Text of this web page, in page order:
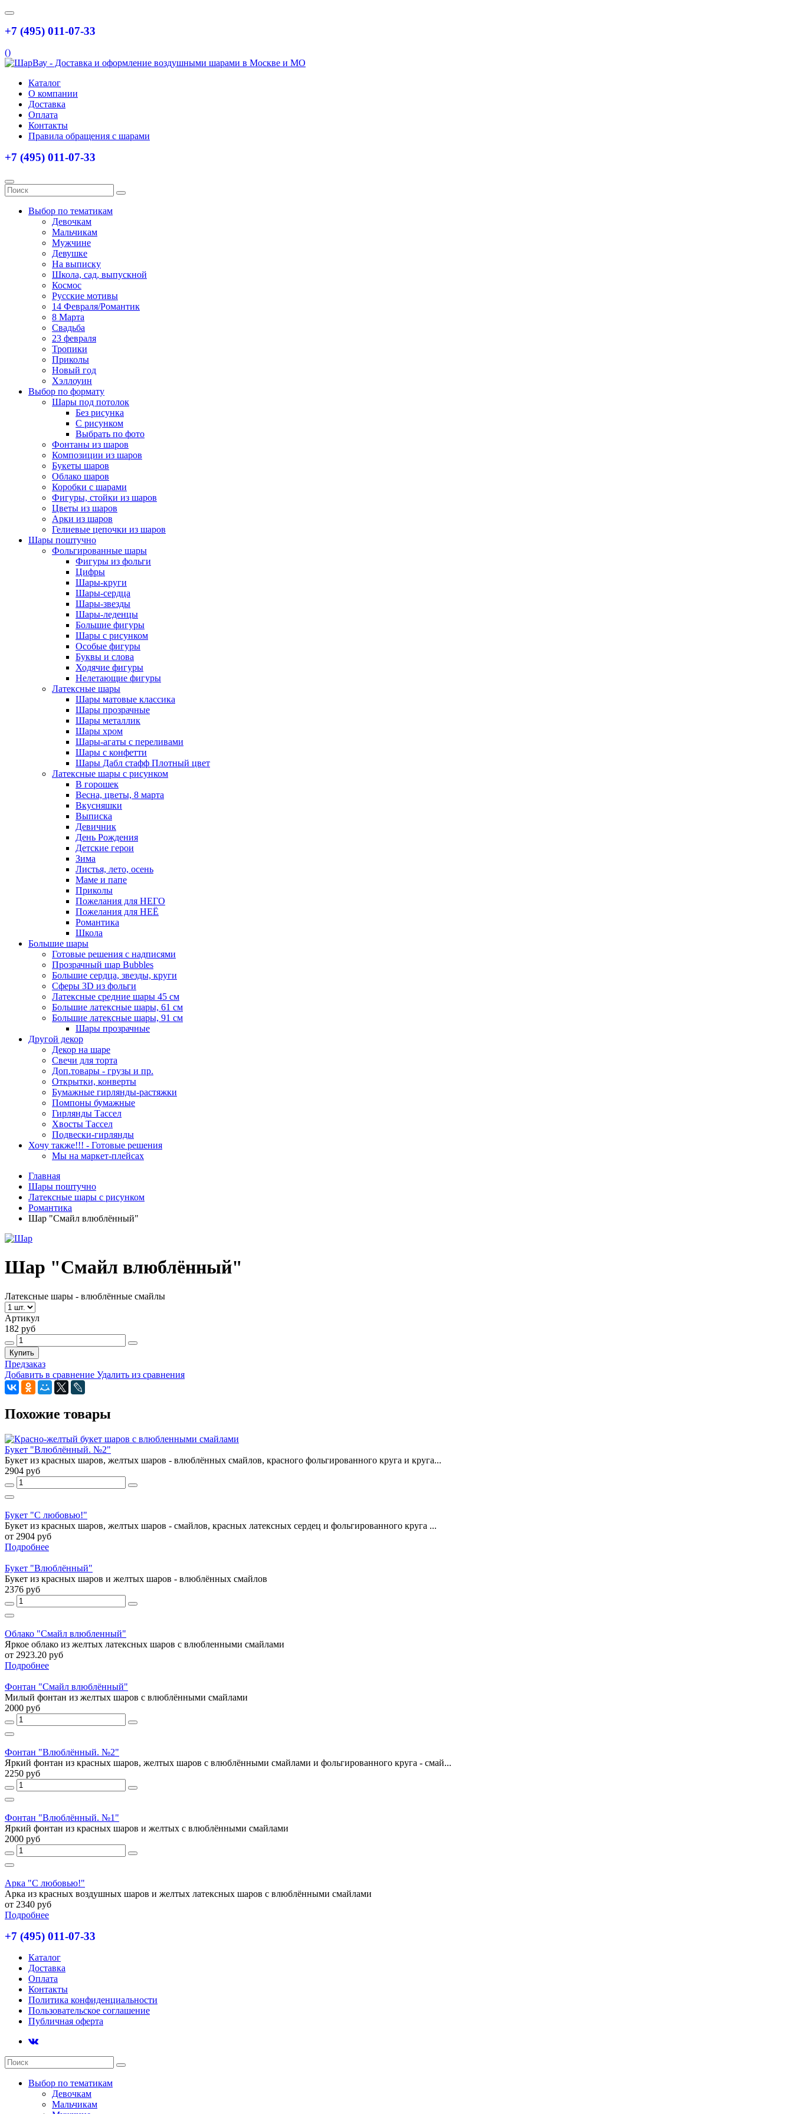
+7 (495) 011-07-33
()
Каталог
О компании
Доставка
Оплата
Контакты
Правила обращения с шарами
+7 (495) 011-07-33
Выбор по тематикам
Девочкам
Мальчикам
Мужчине
Девушке
На выписку
Школа, сад, выпускной
Космос
Русские мотивы
14 Февраля/Романтик
8 Марта
Свадьба
23 февраля
Тропики
Приколы
Новый год
Хэллоуин
Выбор по формату
Шары под потолок
Без рисунка
С рисунком
Выбрать по фото
Фонтаны из шаров
Композиции из шаров
Букеты шаров
Облако шаров
Коробки с шарами
Фигуры, стойки из шаров
Цветы из шаров
Арки из шаров
Гелиевые цепочки из шаров
Шары поштучно
Фольгированные шары
Фигуры из фольги
Цифры
Шары-круги
Шары-сердца
Шары-звезды
Шары-леденцы
Большие фигуры
Шары с рисунком
Особые фигуры
Буквы и слова
Ходячие фигуры
Нелетающие фигуры
Латексные шары
Шары матовые классика
Шары прозрачные
Шары металлик
Шары хром
Шары-агаты с переливами
Шары с конфетти
Шары Дабл стафф Плотный цвет
Латексные шары с рисунком
В горошек
Весна, цветы, 8 марта
Вкусняшки
Выписка
Девичник
День Рождения
Детские герои
Зима
Листья, лето, осень
Маме и папе
Приколы
Пожелания для НЕГО
Пожелания для НЕЁ
Романтика
Школа
Большие шары
Готовые решения с надписями
Прозрачный шар Bubbles
Большие сердца, звезды, круги
Сферы 3D из фольги
Латексные средние шары 45 см
Большие латексные шары, 61 см
Большие латексные шары, 91 см
Шары прозрачные
Другой декор
Декор на шаре
Свечи для торта
Доп.товары - грузы и пр.
Открытки, конверты
Бумажные гирлянды-растяжки
Помпоны бумажные
Гирлянды Тассел
Хвосты Тассел
Подвески-гирлянды
Хочу также!!! - Готовые решения
Мы на маркет-плейсах
Главная
Шары поштучно
Латексные шары с рисунком
Романтика
Шар "Смайл влюблённый"
Шар "Смайл влюблённый"
Латексные шары - влюблённые смайлы
Артикул
182 руб
Купить
Предзаказ
Добавить в сравнение Удалить из сравнения
Похожие товары
Букет "Влюблённый. №2"
Букет из красных шаров, желтых шаров - влюблённых смайлов, красного фольгированного круга и круга...
2904 руб
Букет "С любовью!"
Букет из красных шаров, желтых шаров - смайлов, красных латексных сердец и фольгированного круга ...
от 2904 руб
Подробнее
Букет "Влюблённый"
Букет из красных шаров и желтых шаров - влюблённых смайлов
2376 руб
Облако "Смайл влюбленный"
Яркое облако из желтых латексных шаров с влюбленными смайлами
от 2923.20 руб
Подробнее
Фонтан "Смайл влюблённый"
Милый фонтан из желтых шаров с влюблёнными смайлами
2000 руб
Фонтан "Влюблённый. №2"
Яркий фонтан из красных шаров, желтых шаров с влюблёнными смайлами и фольгированного круга - смай...
2250 руб
Фонтан "Влюблённый. №1"
Яркий фонтан из красных шаров и желтых с влюблёнными смайлами
2000 руб
Арка "С любовью!"
Арка из красных воздушных шаров и желтых латексных шаров с влюблёнными смайлами
от 2340 руб
Подробнее
+7 (495) 011-07-33
Каталог
Доставка
Оплата
Контакты
Политика конфиденциальности
Пользовательское соглашение
Публичная оферта
Выбор по тематикам
Девочкам
Мальчикам